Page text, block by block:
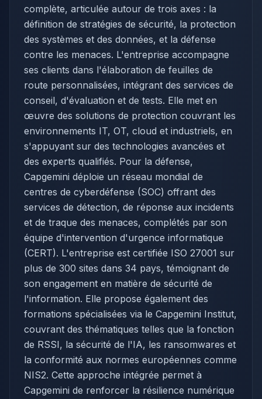
complète, articulée autour de trois axes : la
définition de stratégies de sécurité, la protection
des systèmes et des données, et la défense
contre les menaces. L'entreprise accompagne
ses clients dans l'élaboration de feuilles de
route personnalisées, intégrant des services de
conseil, d'évaluation et de tests. Elle met en
œuvre des solutions de protection couvrant les
environnements IT, OT, cloud et industriels, en
s'appuyant sur des technologies avancées et
des experts qualifiés. Pour la défense,
Capgemini déploie un réseau mondial de
centres de cyberdéfense (SOC) offrant des
services de détection, de réponse aux incidents
et de traque des menaces, complétés par son
équipe d'intervention d'urgence informatique
(CERT). L'entreprise est certifiée ISO 27001 sur
plus de 300 sites dans 34 pays, témoignant de
son engagement en matière de sécurité de
l'information. Elle propose également des
formations spécialisées via le Capgemini Institut,
couvrant des thématiques telles que la fonction
de RSSI, la sécurité de l'IA, les ransomwares et
la conformité aux normes européennes comme
NIS2. Cette approche intégrée permet à
Capgemini de renforcer la résilience numérique